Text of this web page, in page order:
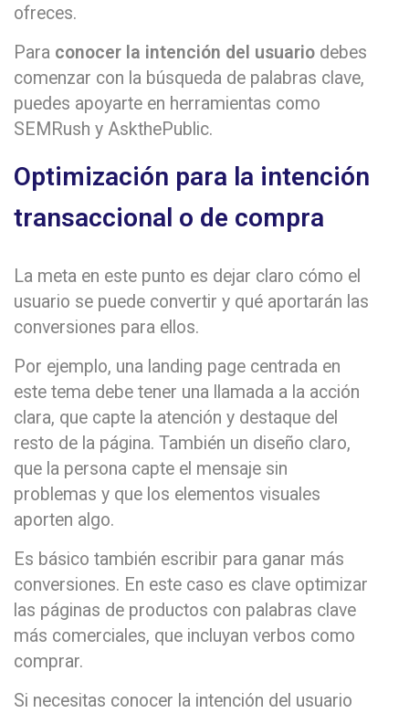
ofreces.
Para conocer la intención del usuario debes
comenzar con la búsqueda de palabras clave,
puedes apoyarte en herramientas como
SEMRush y AskthePublic.
Optimización para la intención
transaccional o de compra
La meta en este punto es dejar claro cómo el
usuario se puede convertir y qué aportarán las
conversiones para ellos.
Por ejemplo, una landing page centrada en
este tema debe tener una llamada a la acción
clara, que capte la atención y destaque del
resto de la página. También un diseño claro,
que la persona capte el mensaje sin
problemas y que los elementos visuales
aporten algo.
Es básico también escribir para ganar más
conversiones. En este caso es clave optimizar
las páginas de productos con palabras clave
más comerciales, que incluyan verbos como
comprar.
Si necesitas conocer la intención del usuario